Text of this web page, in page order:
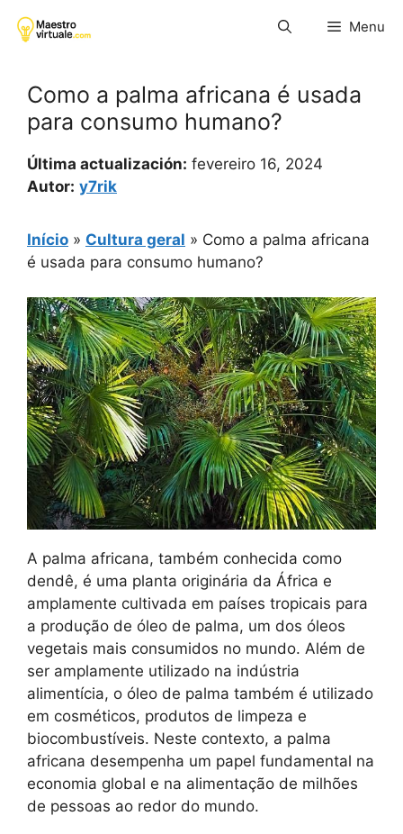
para
Menu
Como a palma africana é usada
para consumo humano?
Última actualización: fevereiro 16, 2024
Autor: y7rik
Início » Cultura geral » Como a palma africana
é usada para consumo humano?
A palma africana, também conhecida como
dendê, é uma planta originária da África e
amplamente cultivada em países tropicais para
a produção de óleo de palma, um dos óleos
vegetais mais consumidos no mundo. Além de
ser amplamente utilizado na indústria
alimentícia, o óleo de palma também é utilizado
em cosméticos, produtos de limpeza e
biocombustíveis. Neste contexto, a palma
africana desempenha um papel fundamental na
economia global e na alimentação de milhões
de pessoas ao redor do mundo.